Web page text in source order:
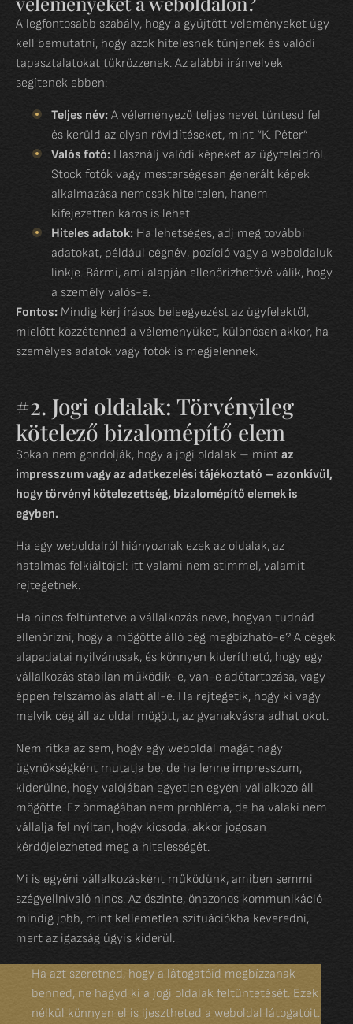
A legfontosabb szabály, hogy a gyűjtött véleményeket úgy
kell bemutatni, hogy azok hitelesnek tünjenek és valódi
tapasztalatokat tükrözzenek. Az alábbi irányelvek
segítenek ebben:
Teljes név: A véleményező teljes nevét tüntesd fel
és kerüld az olyan rövidítéseket, mint “K. Péter”
Valós fotó: Használj valódi képeket az ügyfeleidről.
Stock fotók vagy mesterségesen generált képek
alkalmazása nemcsak hiteltelen, hanem
kifejezetten káros is lehet.
Hiteles adatok: Ha lehetséges, adj meg további
adatokat, például cégnév, pozíció vagy a weboldaluk
linkje. Bármi, ami alapján ellenőrizhetővé válik, hogy
a személy valós-e.
Fontos: Mindig kérj írásos beleegyezést az ügyfelektől,
mielőtt közzétennéd a véleményüket, különösen akkor, ha
személyes adatok vagy fotók is megjelennek.
#2. Jogi oldalak: Törvényileg
kötelező bizalomépítő elem
Sokan nem gondolják, hogy a jogi oldalak – mint az
impresszum vagy az adatkezelési tájékoztató – azonkívül,
hogy törvényi kötelezettség, bizalomépítő elemek is
egyben.
Ha egy weboldalról hiányoznak ezek az oldalak, az
hatalmas felkiáltójel: itt valami nem stimmel, valamit
rejtegetnek.
Ha nincs feltüntetve a vállalkozás neve, hogyan tudnád
ellenőrizni, hogy a mögötte álló cég megbízható-e? A cégek
alapadatai nyilvánosak, és könnyen kideríthető, hogy egy
vállalkozás stabilan működik-e, van-e adótartozása, vagy
éppen felszámolás alatt áll-e. Ha rejtegetik, hogy ki vagy
melyik cég áll az oldal mögött, az gyanakvásra adhat okot.
Nem ritka az sem, hogy egy weboldal magát nagy
ügynökségként mutatja be, de ha lenne impresszum,
kiderülne, hogy valójában egyetlen egyéni vállalkozó áll
mögötte. Ez önmagában nem probléma, de ha valaki nem
vállalja fel nyíltan, hogy kicsoda, akkor jogosan
kérdőjelezheted meg a hitelességét.
Mi is egyéni vállalkozásként működünk, amiben semmi
szégyellnivaló nincs. Az őszinte, önazonos kommunikáció
mindig jobb, mint kellemetlen szituációkba keveredni,
mert az igazság úgyis kiderül.
Ha azt szeretnéd, hogy a látogatóid megbízzanak
benned, ne hagyd ki a jogi oldalak feltüntetését. Ezek
nélkül könnyen el is ijesztheted a weboldal látogatóit.